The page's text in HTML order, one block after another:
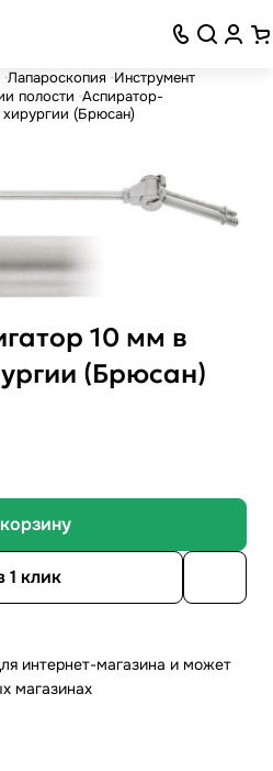
Лапароскопия Инструмент
полости Аспиратор-
(Брюсан)
10 мм в
(Брюсан)
1 клик
интернет-магазина и может
магазинах